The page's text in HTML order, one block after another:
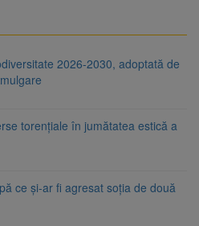
2026-2030, adoptată de
torențiale în jumătatea estică a
ce și-ar fi agresat soția de două